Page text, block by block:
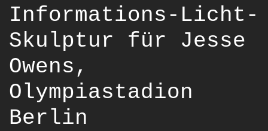
Informations-Licht-
Skulptur für Jesse
Owens,
Olympiastadion
Berlin